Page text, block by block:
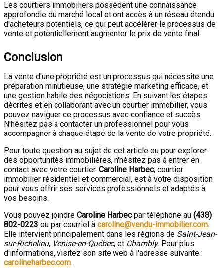
Les courtiers immobiliers possèdent une connaissance
approfondie du marché local et ont accès à un réseau étendu
d'acheteurs potentiels, ce qui peut accélérer le processus de
vente et potentiellement augmenter le prix de vente final.
Conclusion
La vente d'une propriété est un processus qui nécessite une
préparation minutieuse, une stratégie marketing efficace, et
une gestion habile des négociations. En suivant les étapes
décrites et en collaborant avec un courtier immobilier, vous
pouvez naviguer ce processus avec confiance et succès.
N'hésitez pas à contacter un professionnel pour vous
accompagner à chaque étape de la vente de votre propriété.
Pour toute question au sujet de cet article ou pour explorer
des opportunités immobilières, n'hésitez pas à entrer en
contact avec votre courtier. Caroline Harbec, courtier
immobilier résidentiel et commercial, est à votre disposition
pour vous offrir ses services professionnels et adaptés à
vos besoins.
Vous pouvez joindre Caroline Harbecpar téléphone au (438)
802-0223 ou par courriel à caroline@vendu-immobilier.com.
Elle intervient principalement dans les régions de Saint-Jean-
sur-Richelieu, Venise-en-Québec, et Chambly. Pour plus
d'informations, visitez son site web à l'adresse suivante :
carolineharbec.com.